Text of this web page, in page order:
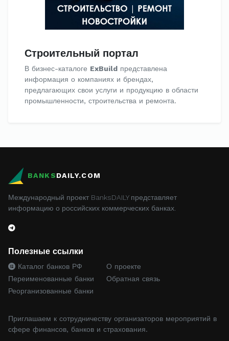
Строительный портал
В бизнес-каталоге ExBuild представлена
информация о компаниях и брендах,
предлагающих свои услуги и продукцию в области
промышленности, строительства и ремонта.
BANKSDAILY.COM
Международный проект BanksDAILY представляет
информацию о российских коммерческих банках.
Полезные ссылки
Каталог банков РФ
Переименованные банки
Реорганизованные банки
О проекте
Обратная связь
Приглашаем к сотрудничеству организаторов мероприятий в
сфере финансов, банков и страхования.